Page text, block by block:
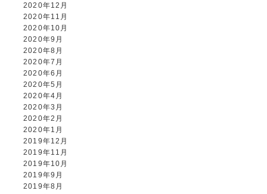
2020年12月
2020年11月
2020年10月
2020年9月
2020年8月
2020年7月
2020年6月
2020年5月
2020年4月
2020年3月
2020年2月
2020年1月
2019年12月
2019年11月
2019年10月
2019年9月
2019年8月